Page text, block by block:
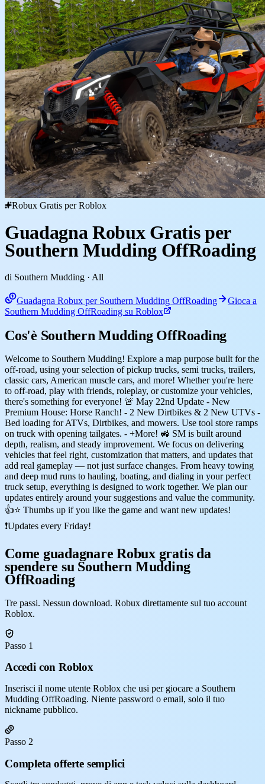
Robux Gratis per Roblox
Guadagna Robux Gratis per
Southern Mudding OffRoading
di Southern Mudding · All
Guadagna Robux per Southern Mudding OffRoading
Gioca a
Southern Mudding OffRoading su Roblox
Cos'è Southern Mudding OffRoading
Welcome to Southern Mudding! Explore a map purpose built for the
off-road, using your selection of pickup trucks, semi trucks, trailers,
classic cars, American muscle cars, and more! Whether you're here
to off-road, play with friends, roleplay, or customize your vehicles,
there's something for everyone! 🚨 May 22nd Update - New
Premium House: Horse Ranch! - 2 New Dirtbikes & 2 New UTVs -
Bed loading for ATVs, Dirtbikes, and mowers. Use tool store ramps
on truck with opening tailgates. - +More! 🚜 SM is built around
depth, realism, and steady improvement. We focus on delivering
vehicles that feel right, customization that matters, and updates that
add real gameplay — not just surface changes. From heavy towing
and deep mud runs to hauling, boating, and dialing in your perfect
truck setup, everything is designed to work together. We plan our
updates entirely around your suggestions and value the community.
👍⭐ Thumbs up if you like the game and want new updates!
❗Updates every Friday!
Come guadagnare Robux gratis da
spendere su Southern Mudding
OffRoading
Tre passi. Nessun download. Robux direttamente sul tuo account
Roblox.
Passo 1
Accedi con Roblox
Inserisci il nome utente Roblox che usi per giocare a Southern
Mudding OffRoading. Niente password o email, solo il tuo
nickname pubblico.
Passo 2
Completa offerte semplici